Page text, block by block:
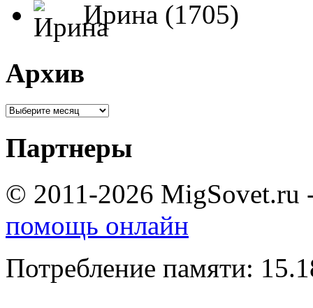
Ирина (1705)
Архив
Партнеры
© 2011-2026 MigSovet.ru
помощь онлайн
Потребление памяти: